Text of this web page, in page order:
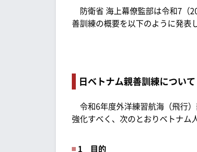
防衛省 海上幕僚監部は令和7（
善訓練の概要を以下のように発表
日ベトナム親善訓練について
令和6年度外洋練習航海（飛行
強化すべく、次のとおりベトナム
1 目的